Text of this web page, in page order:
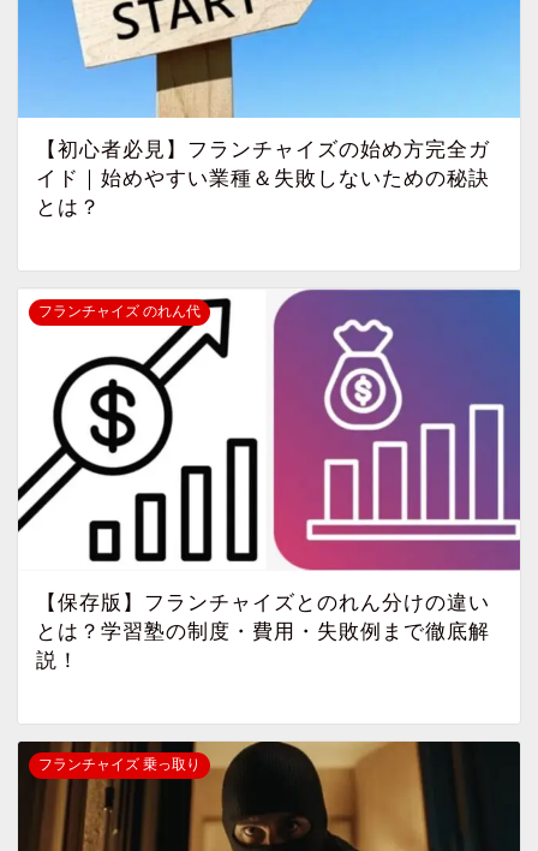
【初心者必見】フランチャイズの始め方完全ガ
イド｜始めやすい業種＆失敗しないための秘訣
とは？
フランチャイズ のれん代
【保存版】フランチャイズとのれん分けの違い
とは？学習塾の制度・費用・失敗例まで徹底解
説！
フランチャイズ 乗っ取り